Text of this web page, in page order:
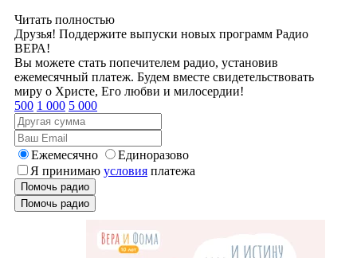
Читать полностью
Друзья! Поддержите выпуски новых программ Радио
ВЕРА!
Вы можете стать попечителем радио, установив
ежемесячный платеж. Будем вместе свидетельствовать
миру о Христе, Его любви и милосердии!
500 1 000 5 000
Ежемесячно
Единоразово
Я принимаю условия платежа
Помочь радио
Помочь радио